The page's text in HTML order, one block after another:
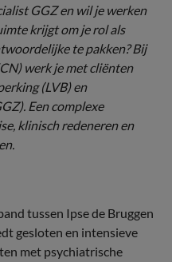
GGZ en wil je werken
krijgt om je rol als
te pakken? Bij
werk je met cliënten
(LVB) en
Een complexe
klinisch redeneren en
tussen Ipse de Bruggen
gesloten en intensieve
met psychiatrische